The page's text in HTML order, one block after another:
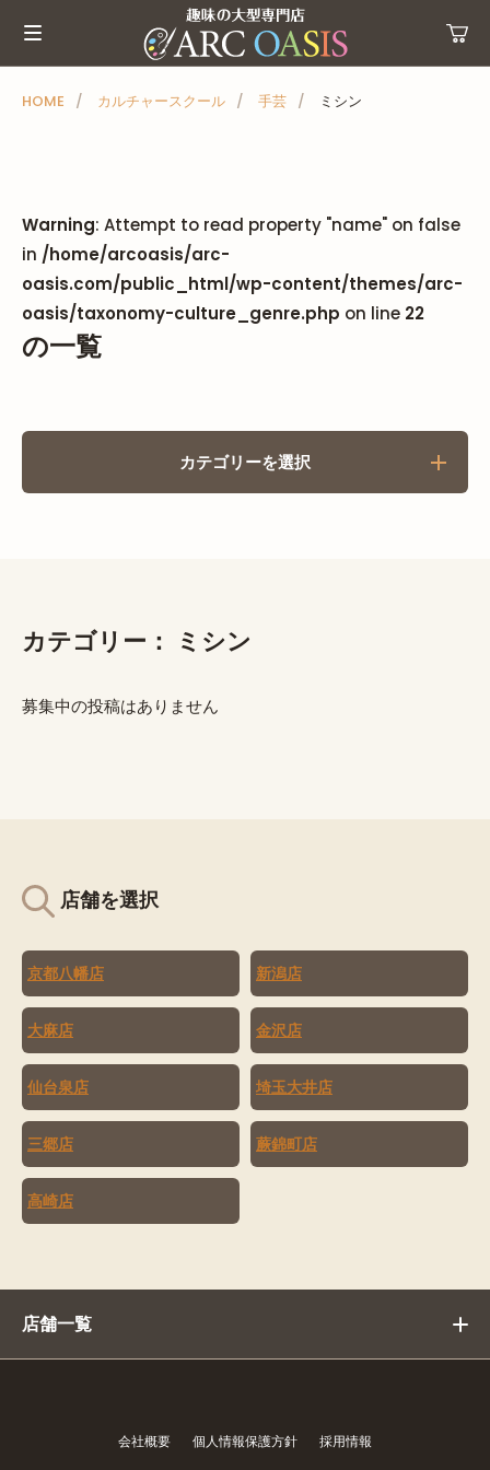
ュ
HOME カルチャースクール 手芸 ミシン
Warning: Attempt to read property "name" on false
in /home/arcoasis/arc-
oasis.com/public_html/wp-content/themes/arc-
oasis/taxonomy-culture_genre.php on line 22
の一覧
カテゴリーを選択
カテゴリー： ミシン
募集中の投稿はありません
店舗を選択
京都八幡店 新潟店
大麻店 金沢店
仙台泉店 埼玉大井店
三郷店 蕨錦町店
高崎店
店舗一覧
会社概要 個人情報保護方針 採用情報